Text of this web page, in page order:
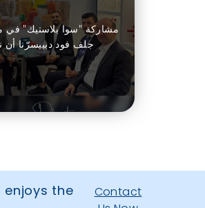
جلف فود دبييسرّنا أن
enjoys the
Contact